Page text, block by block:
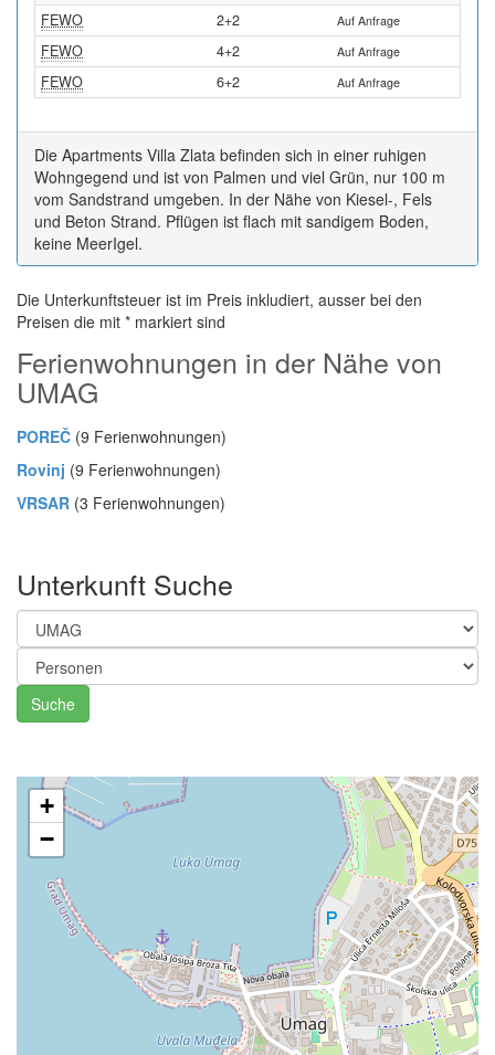
FEWO
2+2 Auf Anfrage
FEWO 4+2 Auf Anfrage
FEWO 6+2 Auf Anfrage
Die Apartments Villa Zlata befinden sich in einer ruhigen
Wohngegend und ist von Palmen und viel Grün, nur 100 m
vom Sandstrand umgeben. In der Nähe von Kiesel-, Fels
und Beton Strand. Pflügen ist flach mit sandigem Boden,
keine MeerIgel.
Die Unterkunftsteuer ist im Preis inkludiert, ausser bei den
Preisen die mit * markiert sind
Ferienwohnungen in der Nähe von
UMAG
POREČ (9 Ferienwohnungen)
Rovinj (9 Ferienwohnungen)
VRSAR (3 Ferienwohnungen)
Unterkunft Suche
Suche
+
−